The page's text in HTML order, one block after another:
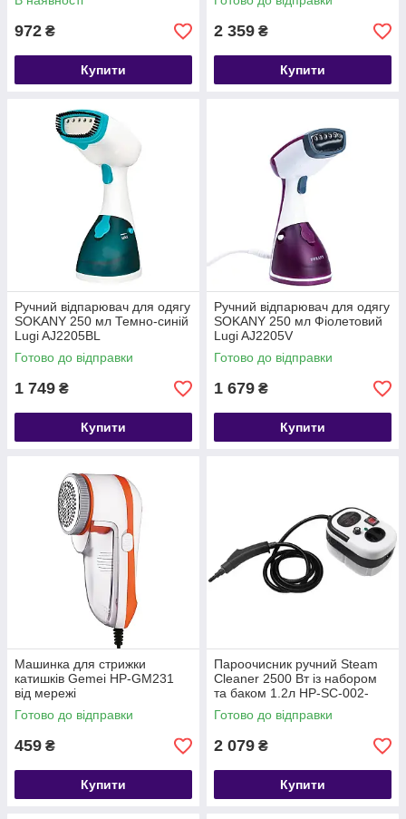
972 ₴
Купити
2 359 ₴
Купити
Ручний відпарювач для одягу
SOKANY 250 мл Темно-синій
Lugi AJ2205BL
Готово до відправки
1 749 ₴
Купити
Ручний відпарювач для одягу
SOKANY 250 мл Фіолетовий
Lugi AJ2205V
Готово до відправки
1 679 ₴
Купити
Машинка для стрижки
катишків Gemei HP-GM231
від мережі
Готово до відправки
459 ₴
Купити
Пароочисник ручний Steam
Cleaner 2500 Вт із набором
та баком 1.2л HP-SC-002-
white
Готово до відправки
2 079 ₴
Купити